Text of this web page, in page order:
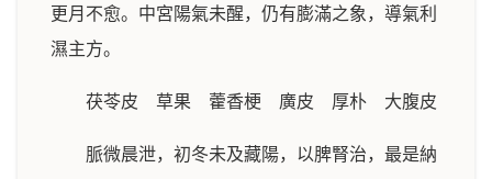
更月不愈。中宮陽氣未醒，仍有膨滿之象，導氣利
濕主方。
茯苓皮 草果 藿香梗 廣皮 厚朴 大腹皮
脈微晨泄，初冬未及藏陽，以脾腎治，最是納